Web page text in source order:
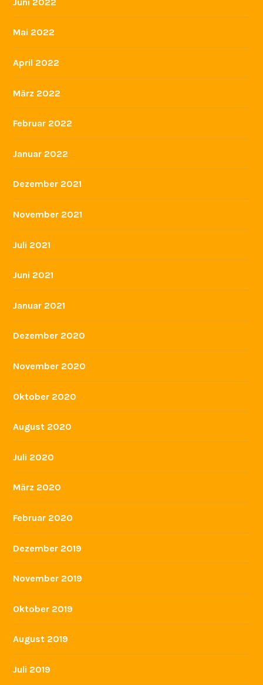
Mai 2022
April 2022
März 2022
Februar 2022
Januar 2022
Dezember 2021
November 2021
Juli 2021
Juni 2021
Januar 2021
Dezember 2020
November 2020
Oktober 2020
August 2020
Juli 2020
März 2020
Februar 2020
Dezember 2019
November 2019
Oktober 2019
August 2019
Juli 2019